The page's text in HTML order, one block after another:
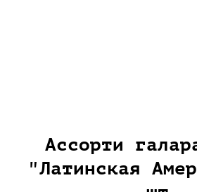
Ассорти
"Латинская